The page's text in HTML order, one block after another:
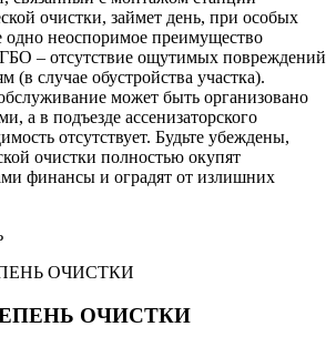
очистки, займет день, при особых
одно неоспоримое преимущество
– отсутствие ощутимых повреждений
(в случае обустройства участка).
может быть организовано
а в подъезде ассенизаторского
отсутствует. Будьте убеждены,
очистки полностью окупят
финансы и оградят от излишних
ОЧИСТКИ